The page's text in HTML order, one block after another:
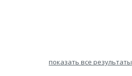
показать все результаты